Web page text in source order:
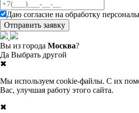
Даю согласие на обработку
Вы из города Москва?
Да Выбрать другой
✖
Мы используем cookie-файлы. С их
Вас, улучшая работу этого сайта.
✖